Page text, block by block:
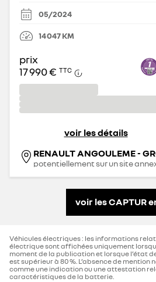
05/2024
14 047KM
prix
17 990 € TTC
voir les détails
potentiellement sur un site
voir les CAPTUR
Véhicules électriques : les informations
électrique sont affichées uniquement
moment de la publication et lorsque l’état
est supérieur à 80 %. L’absence de
comme une indication ou une attestation
caractéristiques de la batterie.